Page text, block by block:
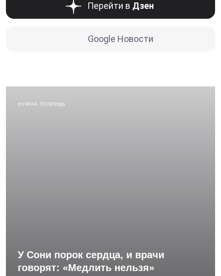
Перейти в Дзен
Google Новости
НУЖНА ПОМОЩЬ
У Сони порок сердца, и врачи
говорят: «Медлить нельзя»